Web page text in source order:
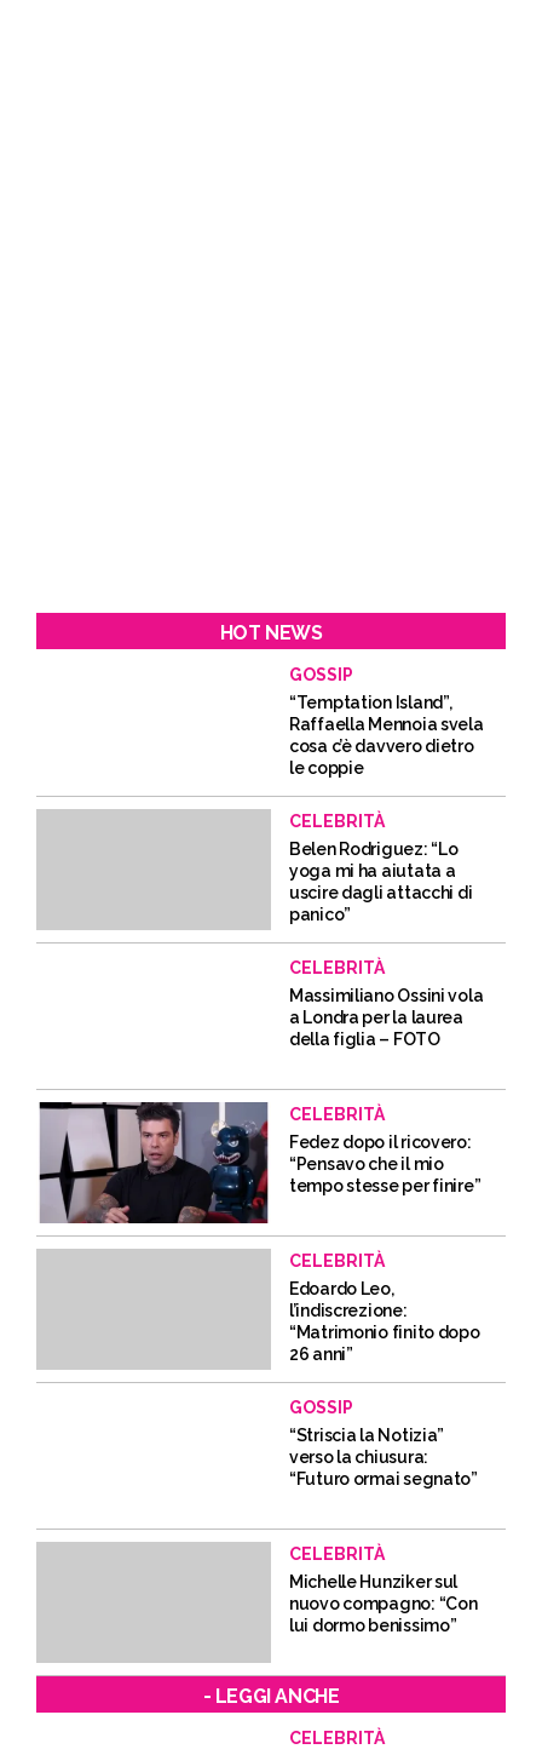
HOT NEWS
GOSSIP
“Temptation Island”,
Raffaella Mennoia svela
cosa c’è davvero dietro
le coppie
CELEBRITÀ
Belen Rodriguez: “Lo
yoga mi ha aiutata a
uscire dagli attacchi di
panico”
CELEBRITÀ
Massimiliano Ossini vola
a Londra per la laurea
della figlia – FOTO
CELEBRITÀ
Fedez dopo il ricovero:
“Pensavo che il mio
tempo stesse per finire”
CELEBRITÀ
Edoardo Leo,
l’indiscrezione:
“Matrimonio finito dopo
26 anni”
GOSSIP
“Striscia la Notizia”
verso la chiusura:
“Futuro ormai segnato”
CELEBRITÀ
Michelle Hunziker sul
nuovo compagno: “Con
lui dormo benissimo”
- LEGGI ANCHE
CELEBRITÀ